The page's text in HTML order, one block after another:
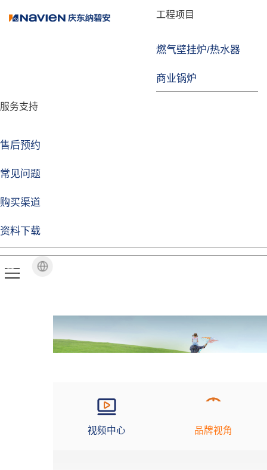
工程项目
燃气壁挂炉/热水器
商业锅炉
服务支持
售后预约
常见问题
购买渠道
资料下载
品牌故事
技术实力
企业动态
焦点注册Life
品牌视角
视频中心 品牌视角